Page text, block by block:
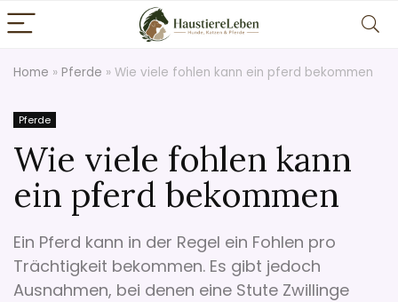
Home » Pferde » Wie viele fohlen kann ein pferd bekommen
Pferde
Wie viele fohlen kann
ein pferd bekommen
Ein Pferd kann in der Regel ein Fohlen pro
Trächtigkeit bekommen. Es gibt jedoch
Ausnahmen, bei denen eine Stute Zwillinge